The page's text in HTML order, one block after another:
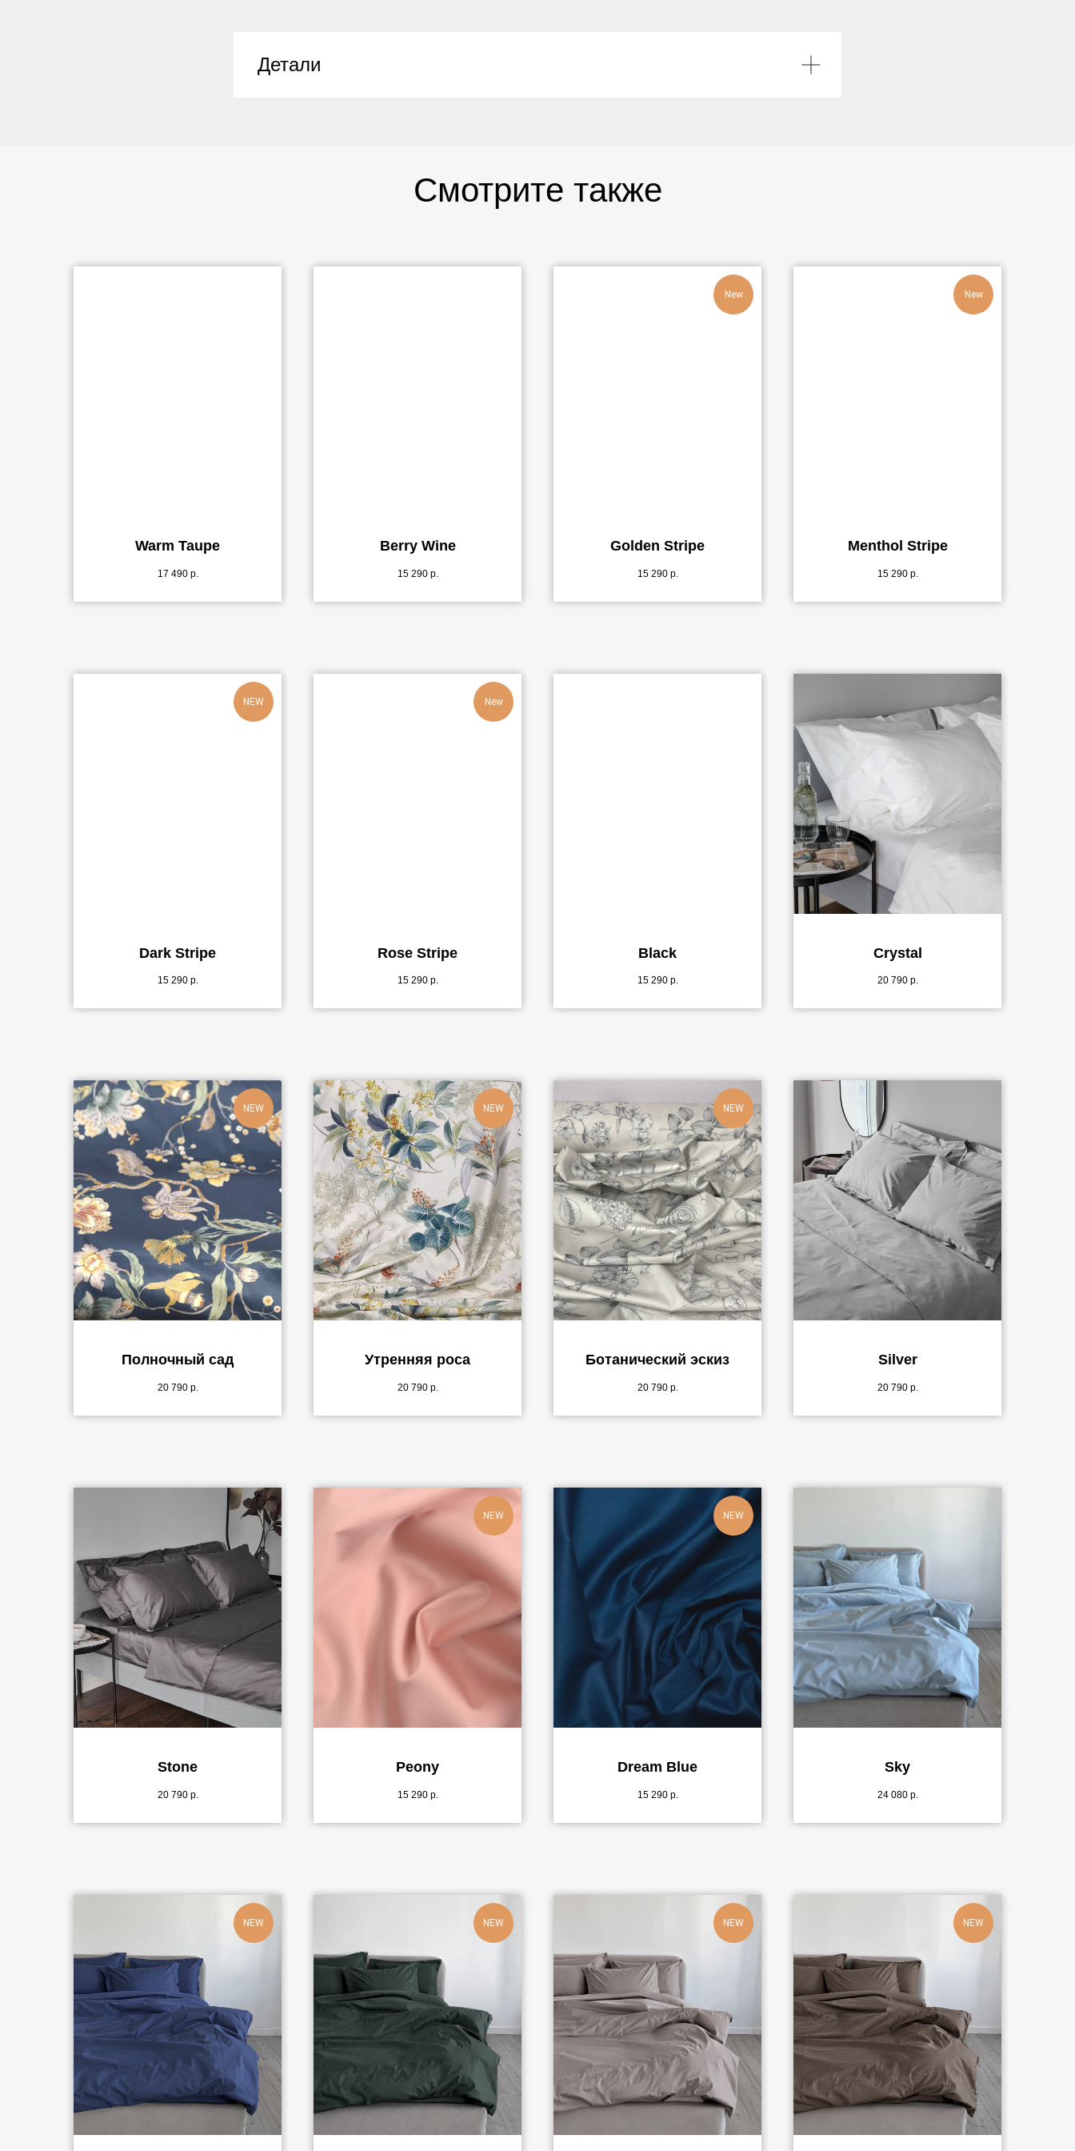
Детали
Смотрите также
Warm Taupe
17 490 р.
Berry Wine
15 290 р.
New
Golden Stripe
15 290 р.
New
Menthol Stripe
15 290 р.
NEW
Dark Stripe
15 290 р.
New
Rose Stripe
15 290 р.
Black
15 290 р.
Crystal
20 790 р.
NEW
Полночный сад
20 790 р.
NEW
Утренняя роса
20 790 р.
NEW
Ботанический эскиз
20 790 р.
Silver
20 790 р.
Stone
20 790 р.
NEW
Peony
15 290 р.
NEW
Dream Blue
15 290 р.
Sky
24 080 р.
NEW NEW NEW NEW